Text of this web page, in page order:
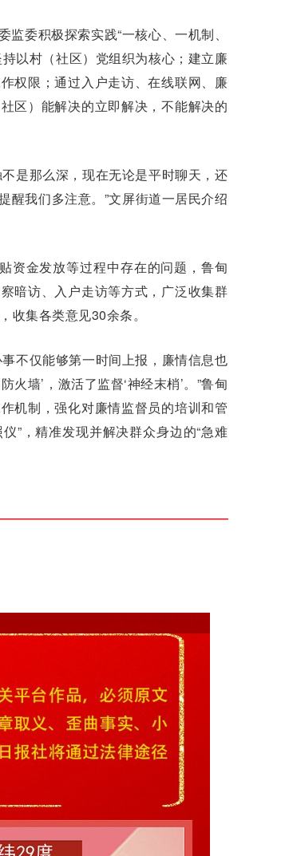
委积极探索实践“一核心、一机制、
以村（社区）党组织为核心；建立廉
权限；通过入户走访、在线联网、廉
区）能解决的立即解决，不能解决的
是那么深，现在无论是平时聊天，还
醒我们多注意。”文屏街道一居民介绍
资金发放等过程中存在的问题，鲁甸
暗访、入户走访等方式，广泛收集群
收集各类意见30余条。
不仅能够第一时间上报，廉情信息也
墙’，激活了监督‘神经末梢’。”鲁甸
机制，强化对廉情监督员的培训和管
”，精准发现并解决群众身边的“急难